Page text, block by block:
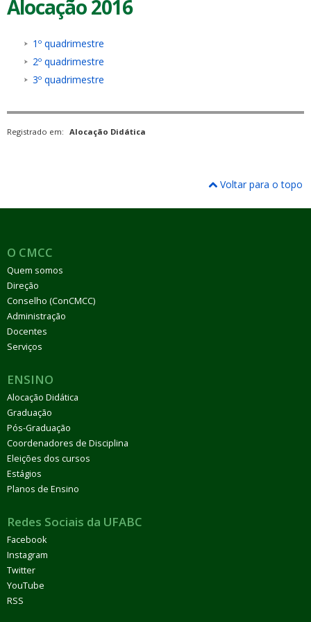
Alocação 2016
1º quadrimestre
2º quadrimestre
3º quadrimestre
Registrado em: Alocação Didática
Voltar para o topo
O CMCC
Quem somos
Direção
Conselho (ConCMCC)
Administração
Docentes
Serviços
ENSINO
Alocação Didática
Graduação
Pós-Graduação
Coordenadores de Disciplina
Eleições dos cursos
Estágios
Planos de Ensino
Redes Sociais da UFABC
Facebook
Instagram
Twitter
YouTube
RSS